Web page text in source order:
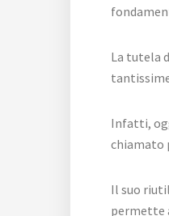
La tutela
Infatti,
chiamato
Il suo
permette